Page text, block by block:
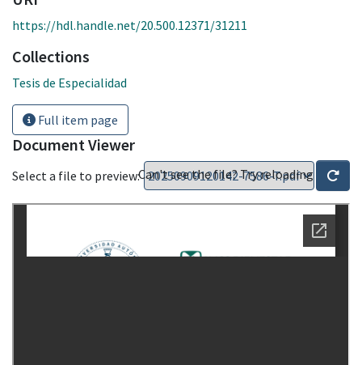
https://hdl.handle.net/20.500.12371/31211
Collections
Tesis de Especialidad
Full item page
Document Viewer
Select a file to preview:Can't see the file? Try reloading